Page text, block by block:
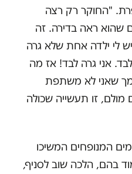
"החוקר רק רצה
שהוא ראה בדירה. זה
לי ילדה אחת שלא גרה
אני גרה לבד! אז מה
שאני לא משתפת
זו תעשייה שכולה
המנופחים המשיכו
בהם, הלכה שוב לסניף,